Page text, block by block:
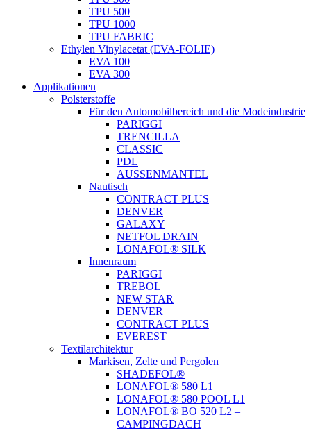
TPU 500
TPU 1000
TPU FABRIC
Ethylen Vinylacetat (EVA-FOLIE)
EVA 100
EVA 300
Applikationen
Polsterstoffe
Für den Automobilbereich und die Modeindustrie
PARIGGI
TRENCILLA
CLASSIC
PDL
AUSSENMANTEL
Nautisch
CONTRACT PLUS
DENVER
GALAXY
NETFOL DRAIN
LONAFOL® SILK
Innenraum
PARIGGI
TREBOL
NEW STAR
DENVER
CONTRACT PLUS
EVEREST
Textilarchitektur
Markisen, Zelte und Pergolen
SHADEFOL®
LONAFOL® 580 L1
LONAFOL® 580 POOL L1
LONAFOL® BO 520 L2 –
CAMPINGDACH